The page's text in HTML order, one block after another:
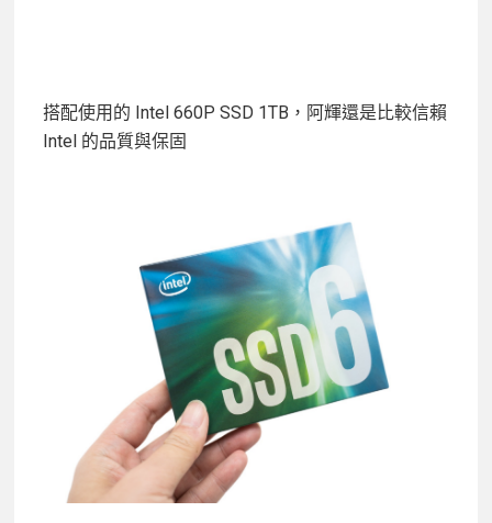
搭配使用的 Intel 660P SSD 1TB，阿輝還是比較信賴
Intel 的品質與保固